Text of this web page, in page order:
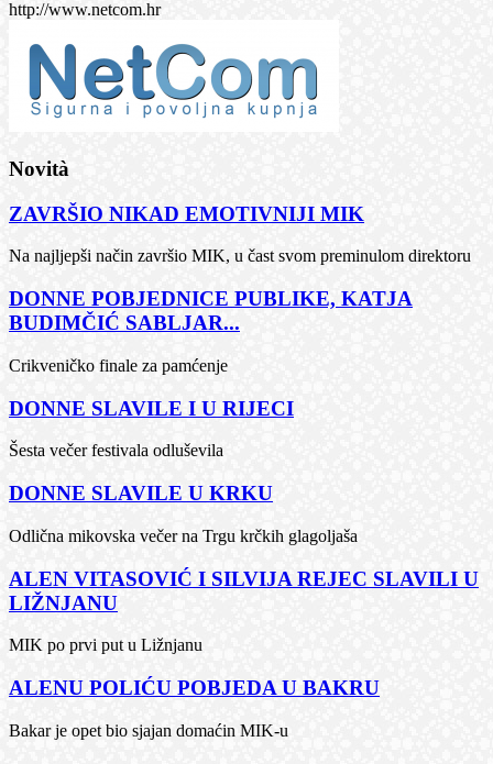
http://www.netcom.hr
Novità
ZAVRŠIO NIKAD EMOTIVNIJI MIK
Na najljepši način završio MIK, u čast svom preminulom direktoru
DONNE POBJEDNICE PUBLIKE, KATJA
BUDIMČIĆ SABLJAR...
Crikveničko finale za pamćenje
DONNE SLAVILE I U RIJECI
Šesta večer festivala odluševila
DONNE SLAVILE U KRKU
Odlična mikovska večer na Trgu krčkih glagoljaša
ALEN VITASOVIĆ I SILVIJA REJEC SLAVILI U
LIŽNJANU
MIK po prvi put u Ližnjanu
ALENU POLIĆU POBJEDA U BAKRU
Bakar je opet bio sjajan domaćin MIK-u